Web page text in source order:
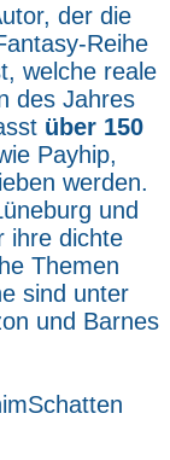
der die
Reihe
welche reale
des Jahres
über 150
Payhip,
werden.
und
ihre dichte
Themen
sind unter
und Barnes